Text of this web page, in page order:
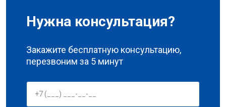
Нужна консультация?
Закажите бесплатную консультацию,
перезвоним за 5 минут